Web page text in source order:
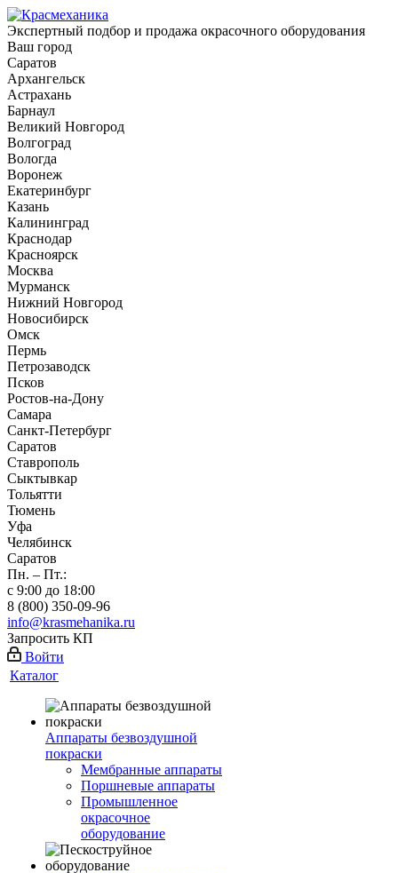
Экспертный подбор и продажа окрасочного оборудования
Ваш город
Саратов
Архангельск
Астрахань
Барнаул
Великий Новгород
Волгоград
Вологда
Воронеж
Екатеринбург
Казань
Калининград
Краснодар
Красноярск
Москва
Мурманск
Нижний Новгород
Новосибирск
Омск
Пермь
Петрозаводск
Псков
Ростов-на-Дону
Самара
Санкт-Петербург
Саратов
Ставрополь
Сыктывкар
Тольятти
Тюмень
Уфа
Челябинск
Саратов
Пн. – Пт.:
с 9:00 до 18:00
8 (800) 350-09-96
info@krasmehanika.ru
Запросить КП
Войти
Каталог
Аппараты безвоздушной
покраски
Мембранные аппараты
Поршневые аппараты
Промышленное
окрасочное
оборудование